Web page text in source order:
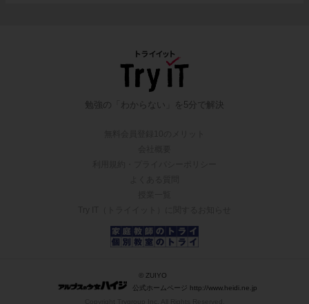
勉強の「わからない」を5分で解決
© ZUIYO
公式ホームページ http://www.heidi.ne.jp